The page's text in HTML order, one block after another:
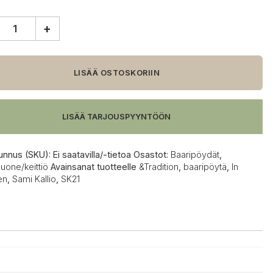
+
LISÄÄ OSTOSKORIIN
LISÄÄ TARJOUSPYYNTÖÖN
(SKU): Ei saatavilla/-tietoa Osastot: Baaripöydät,
keittiö Avainsanat tuotteelle &Tradition baaripöytä In
Sami Kallio SK21